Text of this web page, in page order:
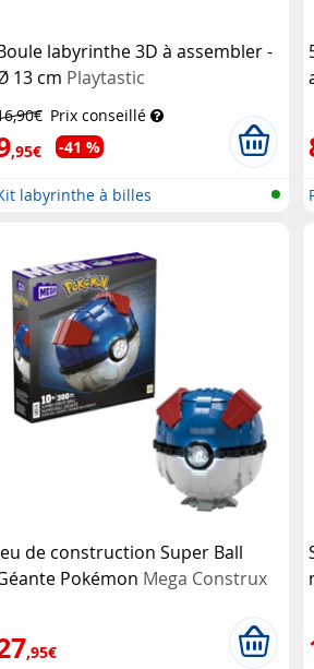
labyrinthe 3D à assembler -
13 cm Playtastic
Prix conseillé
,95€ -41 %
labyrinthe à billes
de construction Super Ball
Pokémon Mega Construx
,95€